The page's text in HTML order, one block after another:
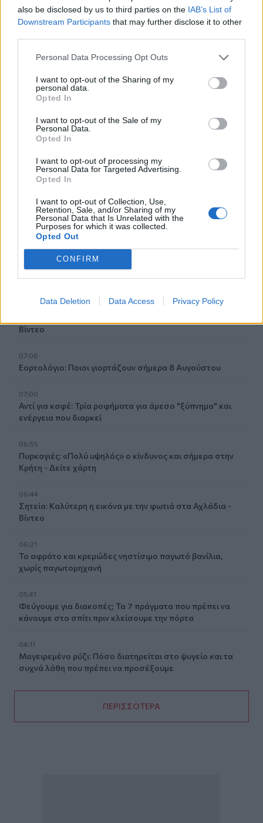
also be disclosed by us to third parties on the IAB’s List of
Downstream Participants that may further disclose it to other
Personal Data Processing Opt Outs
I want to opt-out of the Sharing of my
personal data.
Opted In
I want to opt-out of the Sale of my
Personal Data.
Opted In
I want to opt-out of processing my
Personal Data for Targeted Advertising.
Opted In
I want to opt-out of Collection, Use,
Retention, Sale, and/or Sharing of my
Personal Data that Is Unrelated with the
Purposes for which it was collected.
Opted Out
CONFIRM
Data Deletion Data Access Privacy Policy
07:51
Θεσσαλονίκη: Άγνωστοι τρύπησαν και δηλητηρίασαν
δέντρα στο κέντρο της πόλης
07:43
εγκαύματα στα πόδια στο σπίτι που τον φρόντιζαν
Στήριξη Τραμπ στον νέο πρόεδρο της Κολομβίας με
«βοήθεια» 1 δισ. δολαρίων
Τα πρωτοσέλιδα των εφημερίδων
Βραζιλία: Σε χαμηλό δεκαετίας η αποψίλωση του
Αμαζονίου – Μειώθηκε κατά 37%
ΑΑΔΕ: Ανοιχτό το σύστημα Ενιαίας Αίτησης Ενίσχυσης
2025 – Μέχρι πότε μπορούν να γίνουν διορθώσεις
Τέσσερις ασκήσεις σε όρθια στάση που μετά τα 60
Βίντεο
07:06
Εορτολόγιο: Ποιοι γιορτάζουν σήμερα 8 Αυγούστου
07:00
Αντί για καφέ: Τρία ροφήματα για άμεσο "ξύπνημα" και
ενέργεια που διαρκεί
06:55
Πυρκαγιές: «Πολύ υψηλός» ο κίνδυνος και σήμερα στην
Κρήτη - Δείτε χάρτη
06:44
Σητεία: Καλύτερη η εικόνα με την φωτιά στα Αχλάδια -
Βίντεο
06:21
Το αφράτο και κρεμώδες νηστίσιμο παγωτό βανίλια,
χωρίς παγωτομηχανή
05:41
Φεύγουμε για διακοπές; Τα 7 πράγματα που πρέπει να
κάνουμε στο σπίτι πριν κλείσουμε την πόρτα
04:11
Μαγειρεμένο ρύζι: Πόσο διατηρείται στο ψυγείο και τα
συχνά λάθη που πρέπει να προσέξουμε
ΠΕΡΙΣΣΟΤΕΡΑ